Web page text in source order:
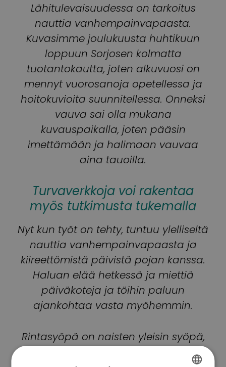
Lähitulevaisuudessa on tarkoitus
nauttia vanhempainvapaasta.
Kuvasimme joulukuusta huhtikuun
loppuun Sorjosen kolmatta
tuotantokautta, joten alkuvuosi on
mennyt vuorosanoja opetellessa ja
hoitokuvioita suunnitellessa. Onneksi
vauva sai olla mukana
kuvauspaikalla, joten pääsin
imettämään ja halimaan vauvaa
aina tauoilla.
Turvaverkkoja voi rakentaa
myös tutkimusta tukemalla
Nyt kun työt on tehty, tuntuu ylelliseltä
nauttia vanhempainvapaasta ja
kiireettömistä päivistä pojan kanssa.
Haluan elää hetkessä ja miettiä
päiväkoteja ja töihin paluun
ajankohtaa vasta myöhemmin.
Rintasyöpä on naisten yleisin syöpä,
jonka tutkimusta myös
Roosa nauha -